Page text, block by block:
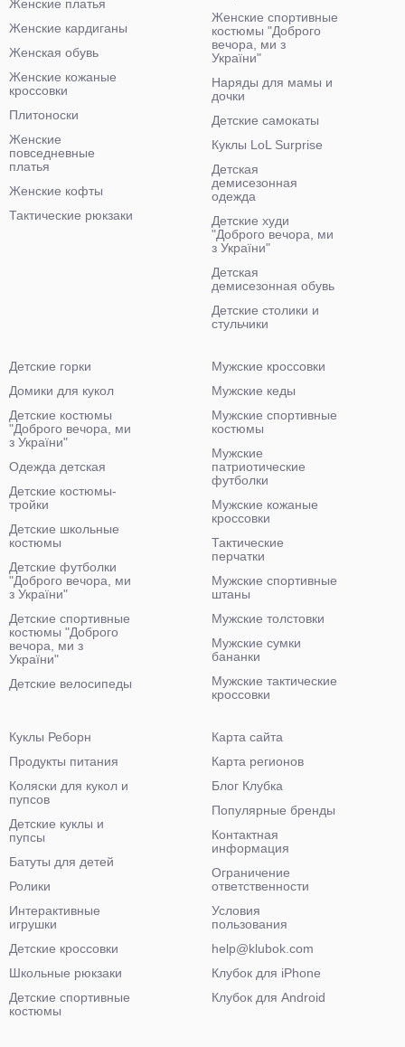
Женские платья
Женские кардиганы
Женская обувь
Женские кожаные
кроссовки
Плитоноски
Женские
повседневные
платья
Женские кофты
Тактические рюкзаки
Женские спортивные
костюмы "Доброго
вечора, ми з
України"
Наряды для мамы и
дочки
Детские самокаты
Куклы LoL Surprise
Детская
демисезонная
одежда
Детские худи
"Доброго вечора, ми
з України"
Детская
демисезонная обувь
Детские столики и
стульчики
Детские горки
Домики для кукол
Детские костюмы
"Доброго вечора, ми
з України"
Одежда детская
Детские костюмы-
тройки
Детские школьные
костюмы
Детские футболки
"Доброго вечора, ми
з України"
Детские спортивные
костюмы "Доброго
вечора, ми з
України"
Детские велосипеды
Мужские кроссовки
Мужские кеды
Мужские спортивные
костюмы
Мужские
патриотические
футболки
Мужские кожаные
кроссовки
Тактические
перчатки
Мужские спортивные
штаны
Мужские толстовки
Мужские сумки
бананки
Мужские тактические
кроссовки
Куклы Реборн
Продукты питания
Коляски для кукол и
пупсов
Детские куклы и
пупсы
Батуты для детей
Ролики
Интерактивные
игрушки
Детские кроссовки
Школьные рюкзаки
Детские спортивные
костюмы
Карта сайта
Карта регионов
Блог Клубка
Популярные бренды
Контактная
информация
Ограничение
ответственности
Условия
пользования
help@klubok.com
Клубок для iPhone
Клубок для Android